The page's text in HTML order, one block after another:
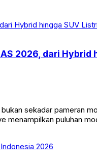
2026, dari Hybrid
sekadar pameran
menampilkan puluhan